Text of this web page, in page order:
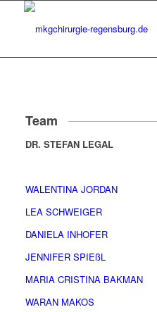
Team
DR. STEFAN LEGAL
WALENTINA JORDAN
LEA SCHWEIGER
DANIELA INHOFER
JENNIFER SPIEßL
MARIA CRISTINA BAKMAN
WARAN MAKOS